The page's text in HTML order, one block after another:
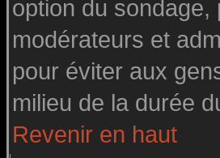
option du
modérateurs et
pour éviter aux
milieu de la durée
Revenir en haut